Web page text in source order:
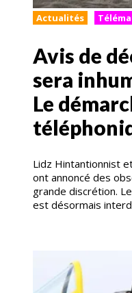
Actualités
Avis de
sera
Le
Lidz Hintantionnist
ont annoncé des
grande discrétion.
est désormais